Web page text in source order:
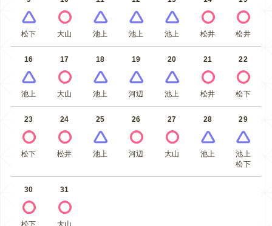
松下 大山 池上 池上 池上 松井 松井
16
池上
17
大山
18
池上
19
河辺
20
池上
21
松井
22
松下
23
松下
24
松井
25
池上
26
河辺
27
大山
28
池上
29
池上
松下
30
松下
31
大山